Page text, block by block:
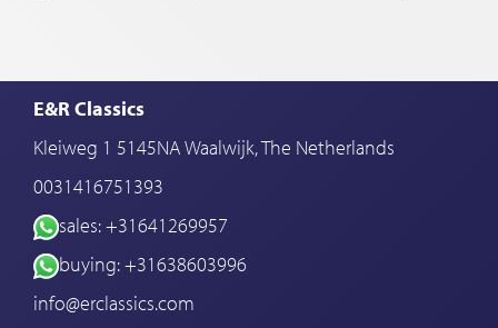
E&R Classics
Kleiweg 1 5145NA Waalwijk, The Netherlands
0031416751393
sales: +31641269957
buying: +31638603996
info@erclassics.com